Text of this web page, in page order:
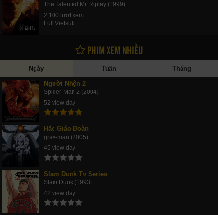
The Talented Mr. Ripley (1999)
2,100 lượt xem
Full Vietsub
PHIM XEM NHIỀU
Ngày Tuần Tháng
Người Nhện 2
Spider-Man 2 (2004)
52 view day
Hắc Giáo Đoàn
gray-man (2005)
45 view day
Slam Dunk Tv Series
Slam Dunk (1993)
42 view day